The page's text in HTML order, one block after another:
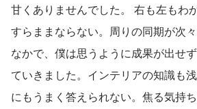
甘くありませんでした。 右も左もわ
すらままならない。周りの同期が次
なかで、僕は思うように成果が出せ
ていきました。インテリアの知識も
にもうまく答えられない。焦る気持